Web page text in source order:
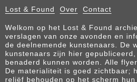
Lost & Found Over Contact
Welkom op het Lost & Found
verslagen van onze avonden en
de deelnemende kunstenaars. De
kunstenaars zijn hier
benaderd kunnen worden. Alle
De materialiteit is goed zichtbaar;
reliëf behouden op het scherm